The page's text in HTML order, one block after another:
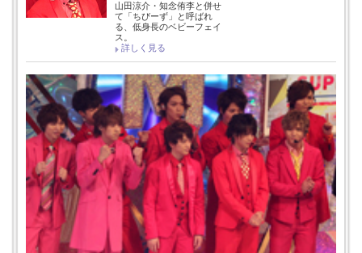
山田涼介・知念侑李と併せ
て「ちびーず」と呼ばれ
る、低身長のベビーフェイ
ス。
詳しく見る